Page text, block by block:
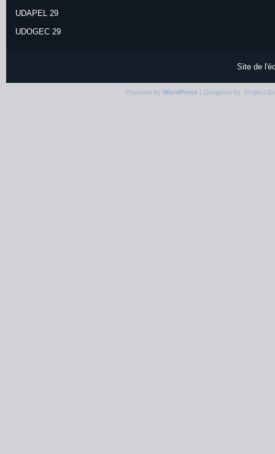
UDAPEL 29
UDOGEC 29
Site de
Powered by WordPress| Designed by: Project